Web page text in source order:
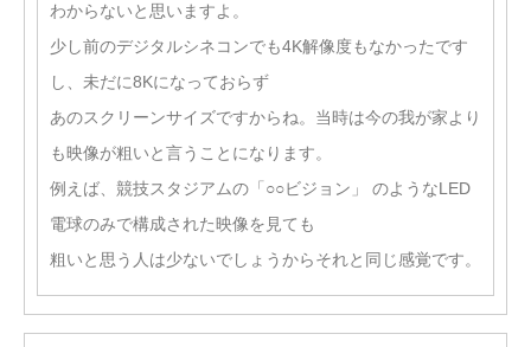
わからないと思いますよ。
少し前のデジタルシネコンでも4K解像度もなかったです
し、未だに8Kになっておらず
あのスクリーンサイズですからね。当時は今の我が家より
も映像が粗いと言うことになります。
例えば、競技スタジアムの「○○ビジョン」 のようなLED
電球のみで構成された映像を見ても
粗いと思う人は少ないでしょうからそれと同じ感覚です。